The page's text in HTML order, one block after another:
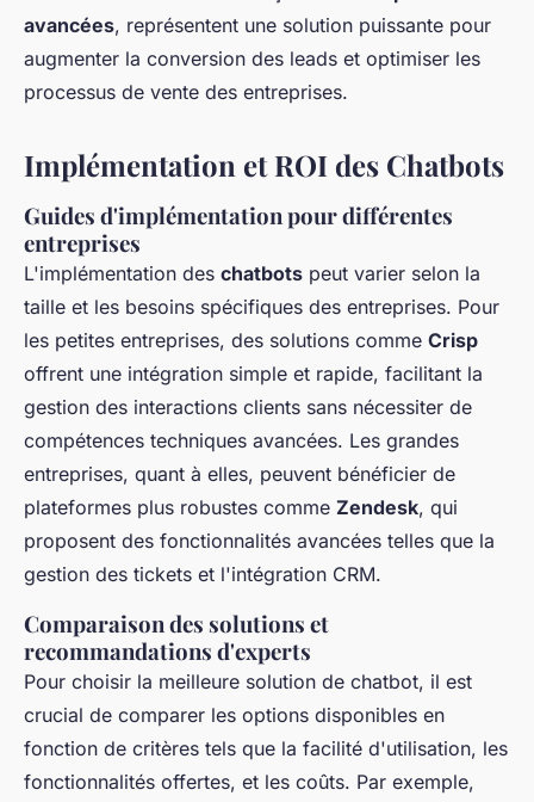
avancées, représentent une solution puissante pour
augmenter la conversion des leads et optimiser les
processus de vente des entreprises.
Implémentation et ROI des Chatbots
Guides d'implémentation pour différentes
entreprises
L'implémentation des chatbots peut varier selon la
taille et les besoins spécifiques des entreprises. Pour
les petites entreprises, des solutions comme Crisp
offrent une intégration simple et rapide, facilitant la
gestion des interactions clients sans nécessiter de
compétences techniques avancées. Les grandes
entreprises, quant à elles, peuvent bénéficier de
plateformes plus robustes comme Zendesk, qui
proposent des fonctionnalités avancées telles que la
gestion des tickets et l'intégration CRM.
Comparaison des solutions et
recommandations d'experts
Pour choisir la meilleure solution de chatbot, il est
crucial de comparer les options disponibles en
fonction de critères tels que la facilité d'utilisation, les
fonctionnalités offertes, et les coûts. Par exemple,